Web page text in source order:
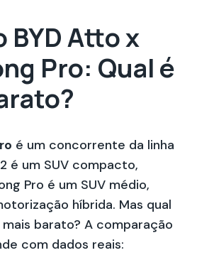
BYD Atto x
Pro: Qual é
é um concorrente da linha
é um SUV compacto,
Pro é um SUV médio,
híbrida. Mas qual
barato? A comparação
com dados reais: